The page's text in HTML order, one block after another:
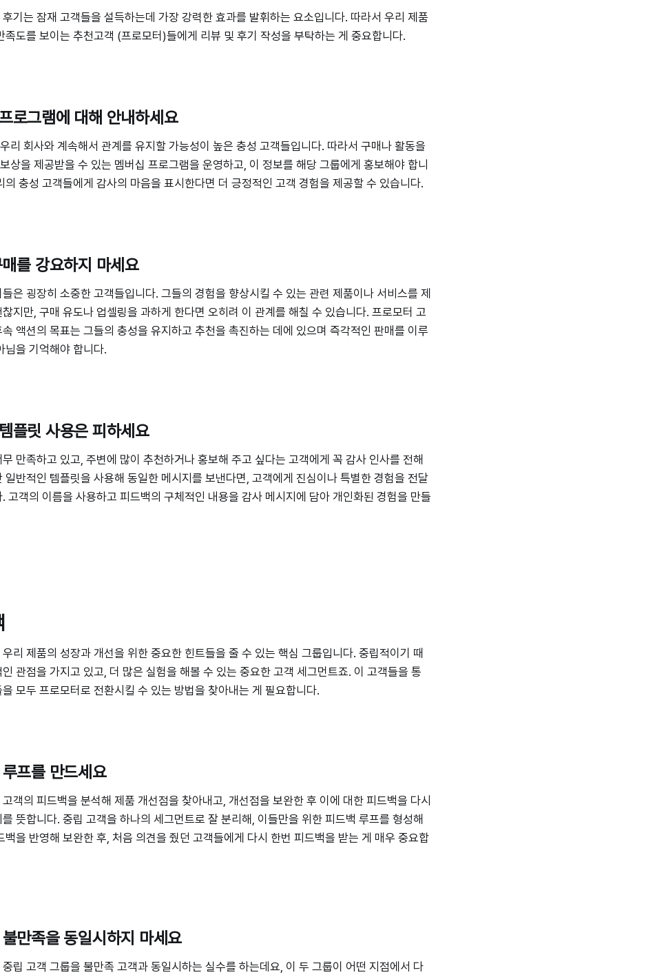
기는 잠재 고객들을 설득하는데 가장 강력한 효과를 발휘하는 요소입니다. 따라서 우리 제품
족도를 보이는 추천고객 (프로모터)들에게 리뷰 및 후기 작성을 부탁하는 게 중요합니다.
로그램에 대해 안내하세요
리 회사와 계속해서 관계를 유지할 가능성이 높은 충성 고객들입니다. 따라서 구매나 활동을
상을 제공받을 수 있는 멤버십 프로그램을 운영하고, 이 정보를 해당 그룹에게 홍보해야 합니
의 충성 고객들에게 감사의 마음을 표시한다면 더 긍정적인 고객 경험을 제공할 수 있습니다.
를 강요하지 마세요
은 굉장히 소중한 고객들입니다. 그들의 경험을 향상시킬 수 있는 관련 제품이나 서비스를 제
지만, 구매 유도나 업셀링을 과하게 한다면 오히려 이 관계를 해칠 수 있습니다. 프로모터 고
액션의 목표는 그들의 충성을 유지하고 추천을 촉진하는 데에 있으며 즉각적인 판매를 이루
님을 기억해야 합니다.
플릿 사용은 피하세요
만족하고 있고, 주변에 많이 추천하거나 홍보해 주고 싶다는 고객에게 꼭 감사 인사를 전해
일반적인 템플릿을 사용해 동일한 메시지를 보낸다면, 고객에게 진심이나 특별한 경험을 전달
고객의 이름을 사용하고 피드백의 구체적인 내용을 감사 메시지에 담아 개인화된 경험을 만들
리 제품의 성장과 개선을 위한 중요한 힌트들을 줄 수 있는 핵심 그룹입니다. 중립적이기 때
관점을 가지고 있고, 더 많은 실험을 해볼 수 있는 중요한 고객 세그먼트죠. 이 고객들을 통
모두 프로모터로 전환시킬 수 있는 방법을 찾아내는 게 필요합니다.
프를 만드세요
객의 피드백을 분석해 제품 개선점을 찾아내고, 개선점을 보완한 후 이에 대한 피드백을 다시
뜻합니다. 중립 고객을 하나의 세그먼트로 잘 분리해, 이들만을 위한 피드백 루프를 형성해
백을 반영해 보완한 후, 처음 의견을 줬던 고객들에게 다시 한번 피드백을 받는 게 매우 중요합
만족을 동일시하지 마세요
립 고객 그룹을 불만족 고객과 동일시하는 실수를 하는데요, 이 두 그룹이 어떤 지점에서 다